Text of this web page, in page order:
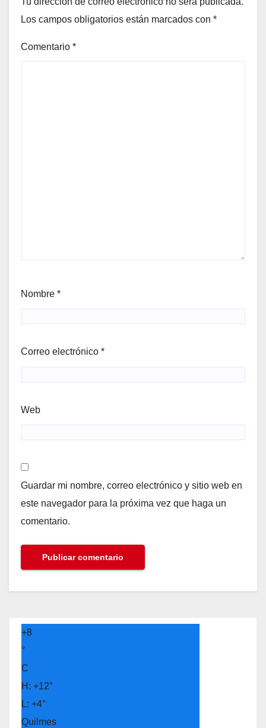
Los campos obligatorios están marcados con *
Comentario *
Nombre *
Correo electrónico *
Web
Guardar mi nombre, correo electrónico y sitio web en
este navegador para la próxima vez que haga un
comentario.
+8
°
C
H: +12°
L: +4°
Quilmes